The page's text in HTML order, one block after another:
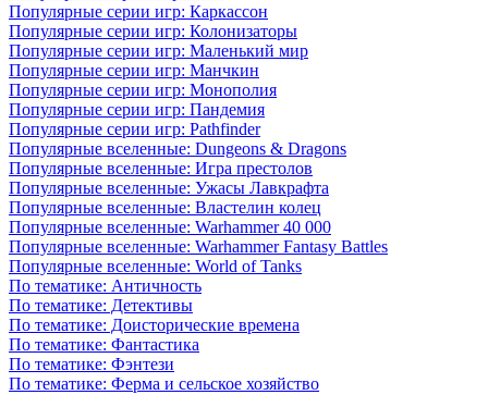
Популярные серии игр: Каркассон
Популярные серии игр: Колонизаторы
Популярные серии игр: Маленький мир
Популярные серии игр: Манчкин
Популярные серии игр: Монополия
Популярные серии игр: Пандемия
Популярные серии игр: Pathfinder
Популярные вселенные: Dungeons & Dragons
Популярные вселенные: Игра престолов
Популярные вселенные: Ужасы Лавкрафта
Популярные вселенные: Властелин колец
Популярные вселенные: Warhammer 40 000
Популярные вселенные: Warhammer Fantasy Battles
Популярные вселенные: World of Tanks
По тематике: Античность
По тематике: Детективы
По тематике: Доисторические времена
По тематике: Фантастика
По тематике: Фэнтези
По тематике: Ферма и сельское хозяйство